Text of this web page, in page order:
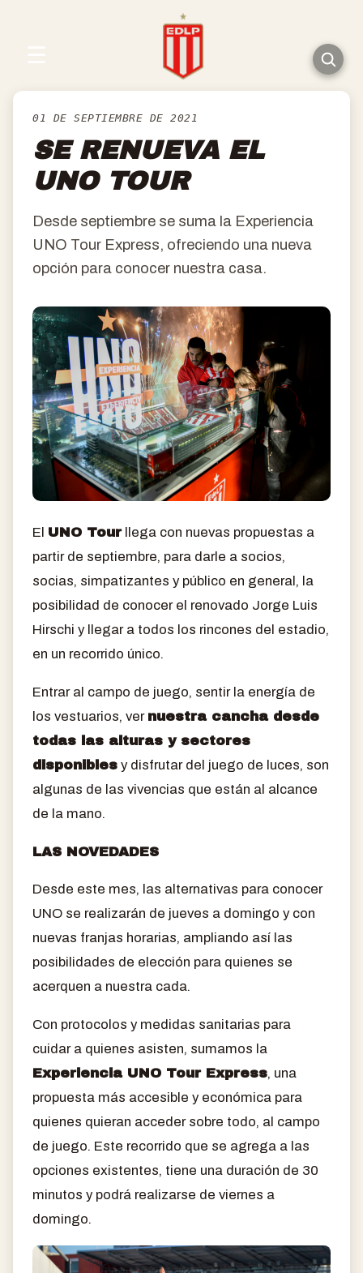
01 DE SEPTIEMBRE DE 2021
SE RENUEVA EL
UNO TOUR
Desde septiembre se suma la Experiencia
UNO Tour Express, ofreciendo una nueva
opción para conocer nuestra casa.
El UNO Tourllega con nuevas propuestas a
partir de septiembre, para darle a socios,
socias, simpatizantes y público en general, la
posibilidad de conocer el renovado Jorge Luis
Hirschi y llegar a todos los rincones del estadio,
en un recorrido único.
Entrar al campo de juego, sentir la energía de
los vestuarios, ver nuestra cancha desde
todas las alturas y sectores
disponibles y disfrutar del juego de luces, son
algunas de las vivencias que están al alcance
de la mano.
LAS NOVEDADES
Desde este mes, las alternativas para conocer
UNO se realizarán de jueves a domingo y con
nuevas franjas horarias, ampliando así las
posibilidades de elección para quienes se
acerquen a nuestra cada.
Con protocolos y medidas sanitarias para
cuidar a quienes asisten, sumamos la
Experiencia UNO Tour Express, una
propuesta más accesible y económica para
quienes quieran acceder sobre todo, al campo
de juego. Este recorrido que se agrega a las
opciones existentes, tiene una duración de 30
minutos y podrá realizarse de viernes a
domingo.